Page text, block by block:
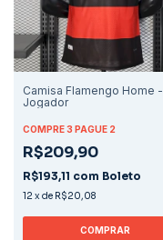
Camisa Flamengo Home -
Jogador
COMPRE 3 PAGUE 2
R$209,90
R$193,11 com Boleto
12 x de R$20,08
COMPRAR